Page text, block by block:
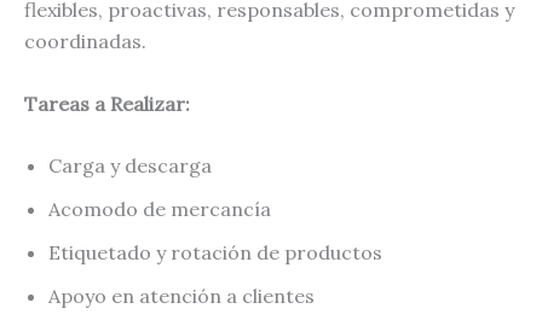
flexibles, proactivas, responsables, comprometidas y
coordinadas.
Tareas a Realizar:
Carga y descarga
Acomodo de mercancía
Etiquetado y rotación de productos
Apoyo en atención a clientes